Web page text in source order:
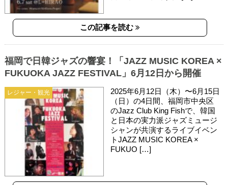
この記事を読む
レジャー・観光
福岡で日韓ジャズの響宴！「JAZZ MUSIC KOREA ×
FUKUOKA JAZZ FESTIVAL」6月12日から開催
2025年6月12日（木）〜6月15日
（日）の4日間、福岡市中央区
のJazz Club King Fishで、韓国
と日本の実力派ジャズミュージ
シャンが共演するライブイベン
トJAZZ MUSIC KOREA ×
FUKUO […]